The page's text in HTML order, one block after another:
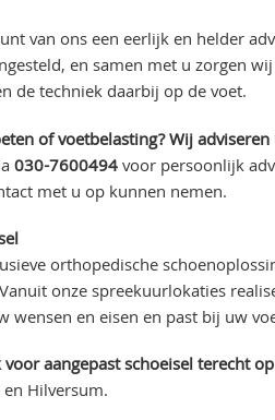
van ons een eerlijk en helder
en samen met u zorgen
de techniek daarbij op de voet.
of voetbelasting? Wij adviseren
030-7600494voor persoonlijk
met u op kunnen nemen.
orthopedische
onze spreekuurlokaties
wensen en eisen en past bij uw
aangepast schoeisel terecht
Hilversum.